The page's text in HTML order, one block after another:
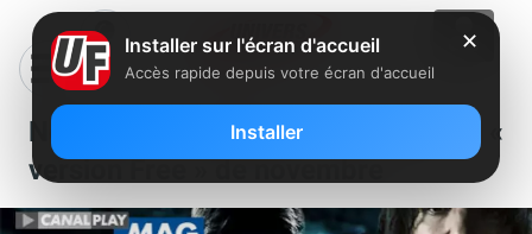
Nouveau magazine Canalplay «
version Free » de novembre
✕
Installer sur l'écran d'accueil
Accès rapide depuis votre écran d'accueil
Installer